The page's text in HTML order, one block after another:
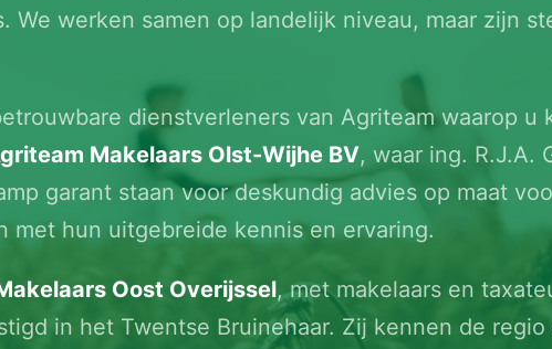
We werken samen op landelijk niveau, maar zijn
dienstverleners van Agriteam waarop u
Makelaars Olst-Wijhe BV, waar ing. R.J.A.
garant staan voor deskundig advies op maat
met hun uitgebreide kennis en ervaring.
Oost Overijssel, met makelaars en
in het Twentse Bruinehaar. Zij kennen de